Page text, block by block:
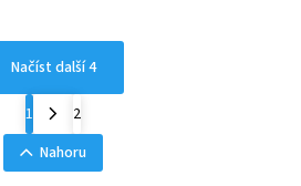
Načíst další 4
1
2
Nahoru